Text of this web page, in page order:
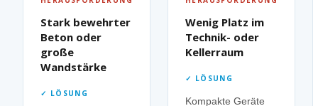
Stark bewehrter
Beton oder
große
Wandstärke
✓ LÖSUNG
Wenig Platz im
Technik- oder
Kellerraum
✓ LÖSUNG
Kompakte Geräte